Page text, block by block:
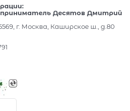
Десятов Дмитрий
г. Москва, Каширское ш., д.80